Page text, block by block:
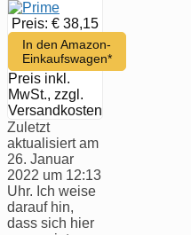
Preis: € 38,15
In den Amazon-
Einkaufswagen*
Preis inkl.
MwSt., zzgl.
Versandkosten
Zuletzt
aktualisiert am
26. Januar
2022 um 12:13
Uhr. Ich weise
darauf hin,
dass sich hier